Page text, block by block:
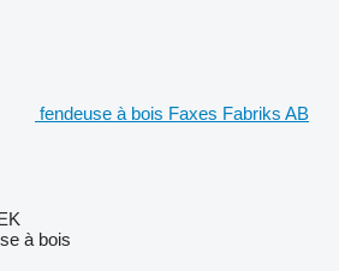
fendeuse à bois Faxes Fabriks AB
à bois